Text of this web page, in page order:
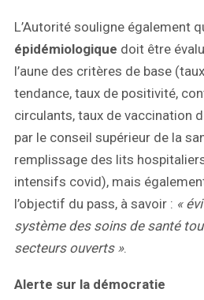
L’Autorité souligne également
épidémiologique doit être
l’aune des critères de base
tendance, taux de positivité,
circulants, taux de vaccination
par le conseil supérieur de la
remplissage des lits
intensifs covid), mais
l’objectif du pass, à savoir : «
système des soins de santé
secteurs ouverts ».
Alerte sur la démocratie